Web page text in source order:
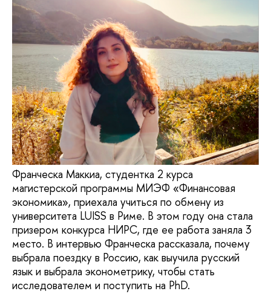
Франческа Маккиа, студентка 2 курса
магистерской программы МИЭФ «Финансовая
экономика», приехала учиться по обмену из
университета LUISS в Риме. В этом году она стала
призером конкурса НИРС, где ее работа заняла 3
место. В интервью Франческа рассказала, почему
выбрала поездку в Россию, как выучила русский
язык и выбрала эконометрику, чтобы стать
исследователем и поступить на PhD.